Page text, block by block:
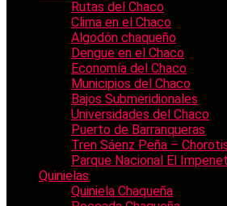
Rutas del Chaco
Clima en el Chaco
Algodón chaqueño
Dengue en el Chaco
Economía del Chaco
Municipios del Chaco
Bajos Submeridionales
Universidades del Chaco
Puerto de Barranqueras
Tren Sáenz Peña –
Parque Nacional El
Quinielas
Quiniela Chaqueña